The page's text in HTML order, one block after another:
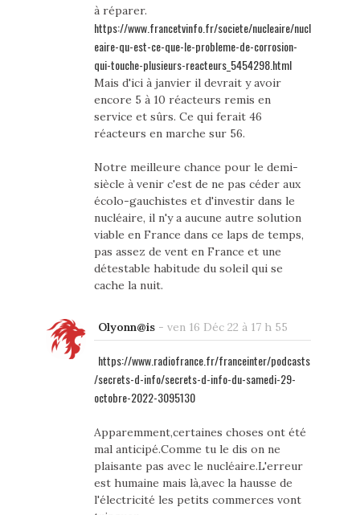
à réparer.
https://www.francetvinfo.fr/societe/nucleaire/nucl
eaire-qu-est-ce-que-le-probleme-de-corrosion-
qui-touche-plusieurs-reacteurs_5454298.html
Mais d'ici à janvier il devrait y avoir
encore 5 à 10 réacteurs remis en
service et sûrs. Ce qui ferait 46
réacteurs en marche sur 56.
Notre meilleure chance pour le demi-
siècle à venir c'est de ne pas céder aux
écolo-gauchistes et d'investir dans le
nucléaire, il n'y a aucune autre solution
viable en France dans ce laps de temps,
pas assez de vent en France et une
détestable habitude du soleil qui se
cache la nuit.
Olyonn@is- ven 16 Déc 22 à 17 h 55
https://www.radiofrance.fr/franceinter/podcasts
/secrets-d-info/secrets-d-info-du-samedi-29-
octobre-2022-3095130
Apparemment,certaines choses ont été
mal anticipé.Comme tu le dis on ne
plaisante pas avec le nucléaire.L'erreur
est humaine mais là,avec la hausse de
l'électricité les petits commerces vont